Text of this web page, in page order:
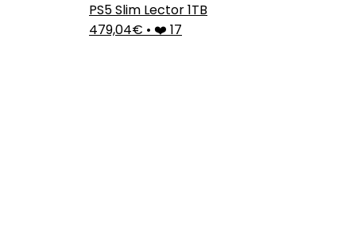
PS5 Slim Lector 1TB
479,04€ • ❤️ 17